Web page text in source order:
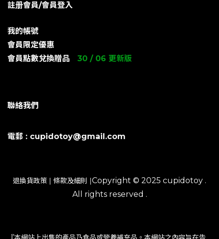
註册會員/會員登入
我的帳號
會員限定優惠
會員點數兌換贈品
30 / 06 更新版
聯絡我們
電郵 : cupidotoy@gmail.com
退換貨政策 | 條款及細則 |Copyright © 2025 cupidotoy .
All rights reserved .